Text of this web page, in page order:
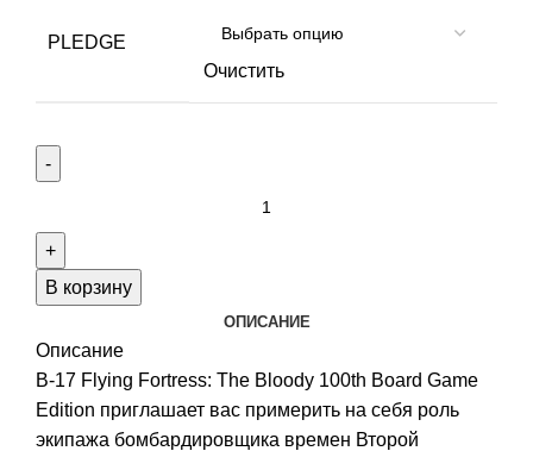
PLEDGE
Очистить
B-
17
Fortress:
The
Bloody
100th
В корзину
ОПИСАНИЕ
Описание
B-17 Flying Fortress: The Bloody 100th Board Game
Edition приглашает вас примерить на себя роль
экипажа бомбардировщика времен Второй